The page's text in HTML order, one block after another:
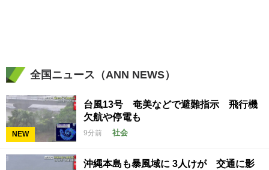
全国ニュース（ANN NEWS）
NEW
台風13号 奄美などで避難指示 飛行機
欠航や停電も
9分前 社会
沖縄本島も暴風域に 3人けが 交通に影